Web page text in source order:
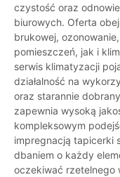
czystość oraz
biurowych. Oferta
brukowej,
pomieszczeń, jak i
serwis klimatyzacji
działalność na
oraz starannie
zapewnia wysoką
kompleksowym
impregnacją tapicerki
dbaniem o każdy
oczekiwać rzetelnego